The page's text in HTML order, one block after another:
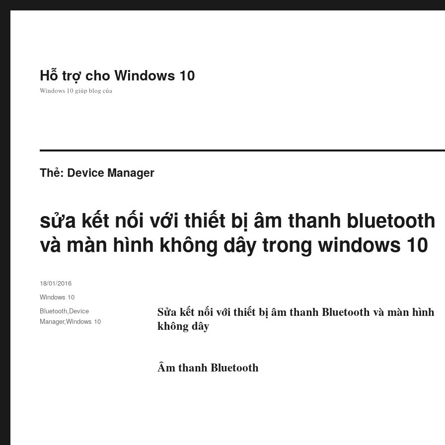
Hỗ trợ cho Windows 10
Windows 10 giúp blog của
Thẻ: Device Manager
sửa kết nối với thiết bị âm thanh bluetooth
và màn hình không dây trong windows 10
Sửa kết nối với thiết bị âm thanh Bluetooth và màn hình
không dây
Âm thanh Bluetooth
Đăng
vào
18/01/2016
Danh
mục
Windows 10
Thẻ
Bluetooth,Device
Manager,Windows 10